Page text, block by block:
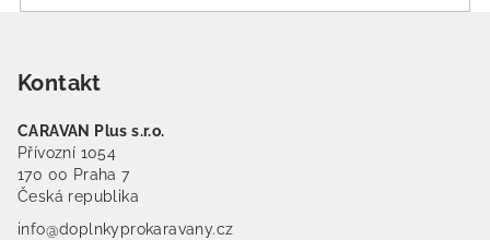
Kontakt
CARAVAN Plus s.r.o.
Přívozní 1054
170 00 Praha 7
Česká republika
info@doplnkyprokaravany.cz